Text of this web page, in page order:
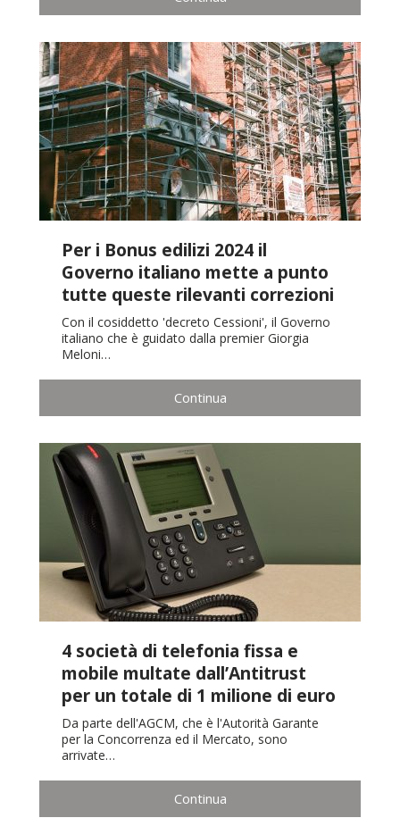
Per i Bonus edilizi 2024 il
Governo italiano mette a punto
tutte queste rilevanti correzioni
Con il cosiddetto 'decreto Cessioni', il Governo
italiano che è guidato dalla premier Giorgia
Meloni…
Continua
4 società di telefonia fissa e
mobile multate dall’Antitrust
per un totale di 1 milione di euro
Da parte dell'AGCM, che è l'Autorità Garante
per la Concorrenza ed il Mercato, sono
arrivate…
Continua